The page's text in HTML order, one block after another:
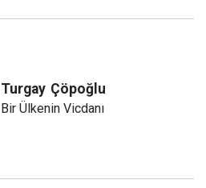
Turgay Çöpoğlu
Bir Ülkenin Vicdanı